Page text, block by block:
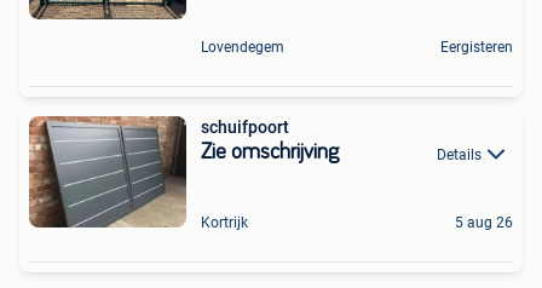
Lovendegem Eergisteren
schuifpoort
Zie omschrijving Details
Kortrijk 5 aug 26